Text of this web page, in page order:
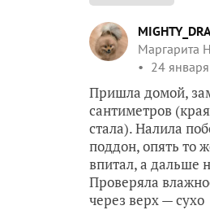
Маргарита
24
Пришла домой,
сантиметров
стала). Налила
поддон, опять то
впитал, а дальше
Проверяла
через верх — сухо